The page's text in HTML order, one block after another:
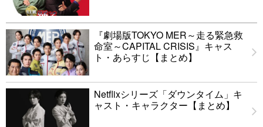
『劇場版TOKYO MER～走る緊急救
命室～CAPITAL CRISIS』キャス
ト・あらすじ【まとめ】
Netflixシリーズ「ダウンタイム」キ
ャスト・キャラクター【まとめ】